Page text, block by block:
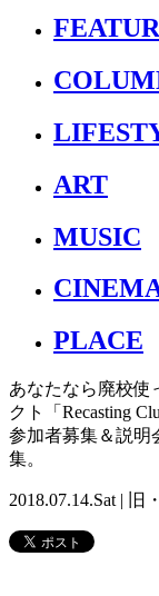
ART
MUSIC
PLACE
あなたなら廃校使
クト「Recasting
参加者募集＆説明
集。
2018.07.14.Sat | 旧